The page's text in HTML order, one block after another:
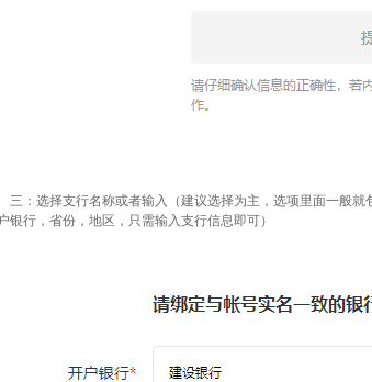
三：选择支行名称或者输入（建议选择为主，选项里面一般
银行，省份，地区，只需输入支行信息即可）